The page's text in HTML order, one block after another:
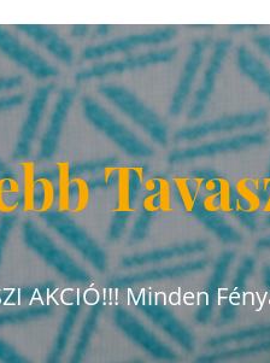
AKCIÓ!!! Minden